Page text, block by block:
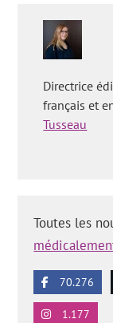
Directrice
français et
Tusseau
Toutes les
70.276
1.177